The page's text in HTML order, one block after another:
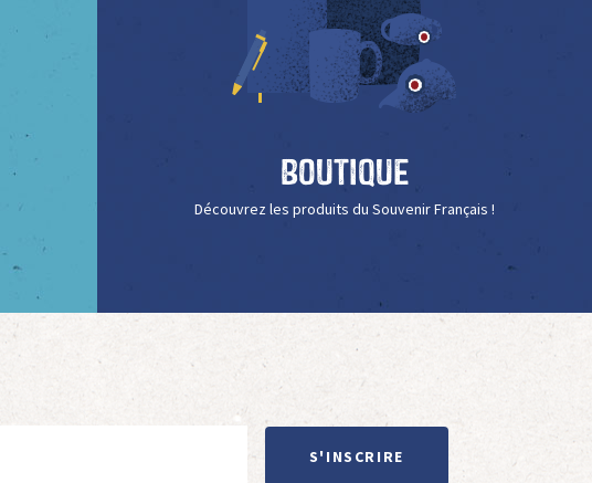
Boutique
Découvrez les produits du Souvenir Français !
S'INSCRIRE